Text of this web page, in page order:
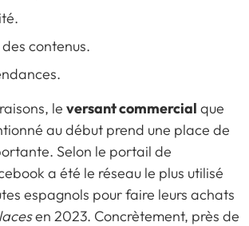
contenus.
le versant commercial que
au début prend une place de
Selon le portail de
a été le réseau le plus utilisé
espagnols pour faire leurs achats
en 2023. Concrètement, près de